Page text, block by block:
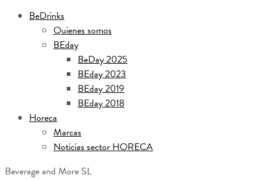
BeDrinks
Quienes somos
BEday
BeDay 2025
BEday 2023
BEday 2019
BEday 2018
Horeca
Marcas
Noticias sector HORECA
Beverage and More SL